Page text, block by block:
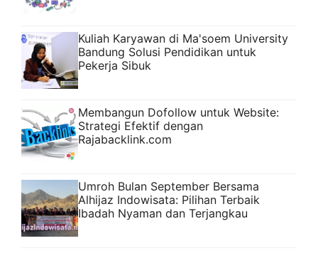
Kuliah Karyawan di Ma'soem University
Bandung Solusi Pendidikan untuk
Pekerja Sibuk
Membangun Dofollow untuk Website:
Strategi Efektif dengan
Rajabacklink.com
Umroh Bulan September Bersama
Alhijaz Indowisata: Pilihan Terbaik
Ibadah Nyaman dan Terjangkau